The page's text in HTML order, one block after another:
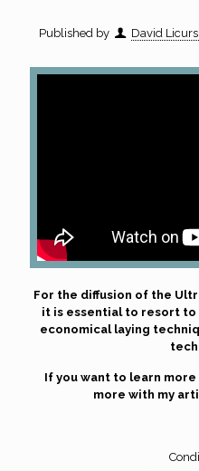
Published by David Licursi
For the diffusion of the
it is essential to resort to
economical laying
If you want to learn
more with my